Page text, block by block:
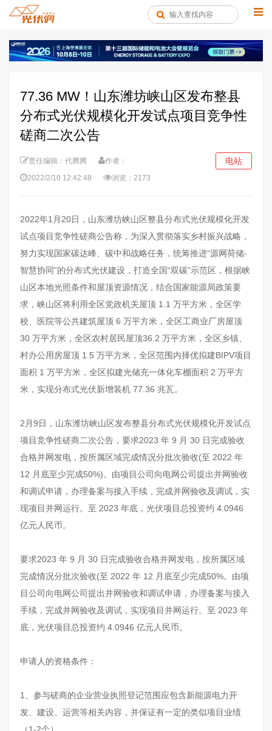
77.36 MW！山东潍坊峡山区发布整县
分布式光伏规模化开发试点项目竞争性
磋商二次公告
责任编辑：代腾腾
作者：
2022/2/10 12:42:48
浏览：2173
电站
2022年1月20日，山东潍坊峡山区整县分布式光伏规模化开发
试点项目竞争性磋商公告称，为深入贯彻落实乡村振兴战略，
努力实现国家碳达峰、碳中和战略任务，统筹推进“源网荷储-
智慧协同”的分布式光伏建设，打造全国“双碳”示范区，根据峡
山区本地光照条件和屋顶资源情况，结合国家能源局政策要
求，峡山区将利用全区党政机关屋顶 1.1 万平方米，全区学
校、医院等公共建筑屋顶 6 万平方米，全区工商业厂房屋顶
30 万平方米，全区农村居民屋顶36.2 万平方米，全区乡镇、
村办公用房屋顶 1.5 万平方米，全区范围内择优拟建BIPV项目
面积 1 万平方米，全区拟建光储充一体化车棚面积 2 万平方
米，实现分布式光伏新增装机 77.36 兆瓦。
2月9日，山东潍坊峡山区发布整县分布式光伏规模化开发试点
项目竞争性磋商二次公告，要求2023 年 9 月 30 日完成验收
合格并网发电，按所属区域完成情况分批次验收(至 2022 年
12 月底至少完成50%)。由项目公司向电网公司提出并网验收
和调试申请，办理备案与接入手续，完成并网验收及调试，实
现项目并网运行。至 2023 年底，光伏项目总投资约 4.0946
亿元人民币。
要求2023 年 9 月 30 日完成验收合格并网发电，按所属区域
完成情况分批次验收(至 2022 年 12 月底至少完成50%。由项
目公司向电网公司提出并网验收和调试申请，办理备案与接入
手续，完成并网验收及调试，实现项目并网运行。至 2023 年
底，光伏项目总投资约 4.0946 亿元人民币。
申请人的资格条件：
1、参与磋商的企业营业执照登记范围应包含新能源电力开
发、建设、运营等相关内容，并保证有一定的类似项目业绩